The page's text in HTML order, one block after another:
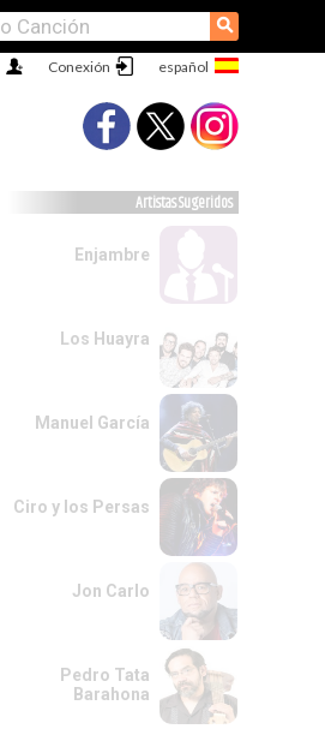
⚲
Conexión
Artistas Sugeridos
Enjambre
Los Huayra
Manuel García
Ciro y los Persas
Jon Carlo
Pedro Tata
Barahona